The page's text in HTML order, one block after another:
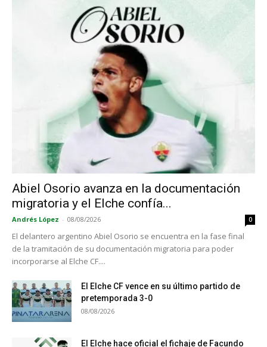
Abiel Osorio avanza en la documentación
migratoria y el Elche confía...
Andrés López - 08/08/2026 0
El delantero argentino Abiel Osorio se encuentra en la fase final
de la tramitación de su documentación migratoria para poder
incorporarse al Elche CF....
El Elche CF vence en su último partido de
pretemporada 3-0
08/08/2026
El Elche hace oficial el fichaje de Facundo